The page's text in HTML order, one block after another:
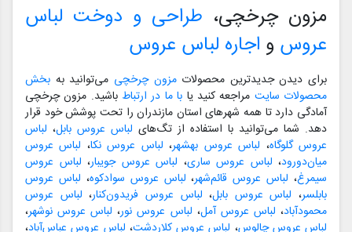
مزون چرخچی، طراحی و دوخت لباس
عروس و اجاره لباس عروس
برای دیدن جدیدترین محصولاتمزون چرخچی می‌توانید به بخش
محصولات سایت مراجعه کنید یا با ما در ارتباط باشید. مزون چرخچی
آمادگی دارد تا همه شهرهای استان مازندران را تحت پوشش خود قرار
دهد. شما می‌توانید با استفاده از تگ‌های لباس عروس بابل، لباس
عروس گلوگاه، لباس عروس بهشهر، لباس عروس نکا، لباس عروس
میان‌دورود، لباس عروس ساری، لباس عروس جویبار، لباس عروس
سیمرغ، لباس عروس قائم‌شهر، لباس عروس سوادکوه، لباس عروس
بابلسر، لباس عروس بابل، لباس عروس فریدون‌کنار، لباس عروس
محمودآباد، لباس عروس آمل، لباس عروس نور، لباس عروس نوشهر،
لباس عروس چالوس، لباس عروس کلاردشت، لباس عروس عباس‌آباد،